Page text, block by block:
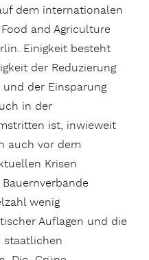
dem internationalen
and Agriculture
Einigkeit besteht
der Reduzierung
und der Einsparung
in der
ist, inwieweit
auch vor dem
Krisen
wenig
Auflagen und die
staatlichen